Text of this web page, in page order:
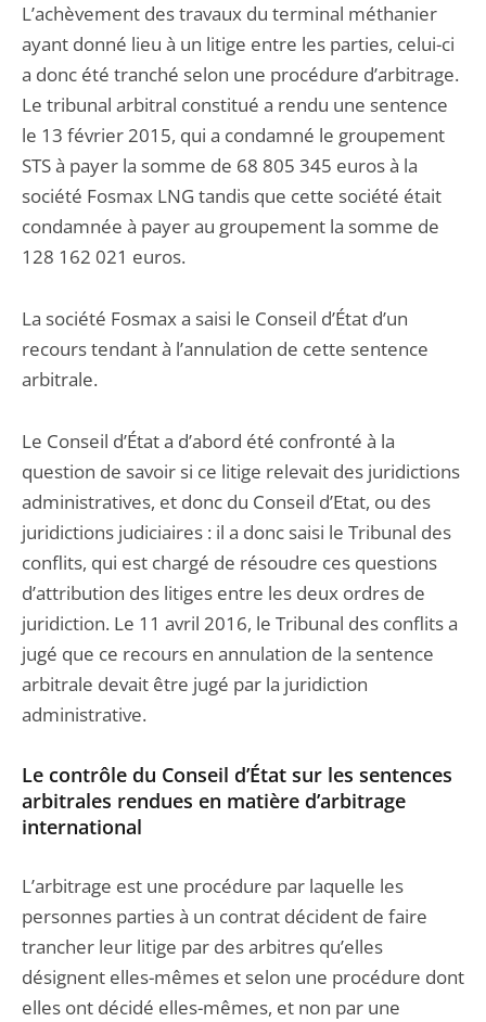
L’achèvement des travaux du terminal méthanier
ayant donné lieu à un litige entre les parties, celui-ci
a donc été tranché selon une procédure d’arbitrage.
Le tribunal arbitral constitué a rendu une sentence
le 13 février 2015, qui a condamné le groupement
STS à payer la somme de 68 805 345 euros à la
société Fosmax LNG tandis que cette société était
condamnée à payer au groupement la somme de
128 162 021 euros.
La société Fosmax a saisi le Conseil d’État d’un
recours tendant à l’annulation de cette sentence
arbitrale.
Le Conseil d’État a d’abord été confronté à la
question de savoir si ce litige relevait des juridictions
administratives, et donc du Conseil d’Etat, ou des
juridictions judiciaires : il a donc saisi le Tribunal des
conflits, qui est chargé de résoudre ces questions
d’attribution des litiges entre les deux ordres de
juridiction. Le 11 avril 2016, le Tribunal des conflits a
jugé que ce recours en annulation de la sentence
arbitrale devait être jugé par la juridiction
administrative.
Le contrôle du Conseil d’État sur les sentences
arbitrales rendues en matière d’arbitrage
international
L’arbitrage est une procédure par laquelle les
personnes parties à un contrat décident de faire
trancher leur litige par des arbitres qu’elles
désignent elles-mêmes et selon une procédure dont
elles ont décidé elles-mêmes, et non par une